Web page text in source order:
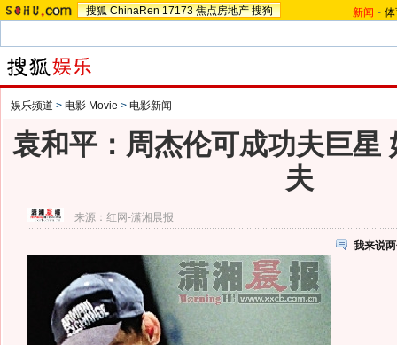
搜狐 ChinaRen 17173 焦点房地产 搜狗 新闻 -
娱乐频道 > 电影 Movie > 电影新闻
袁和平：周杰伦可成功夫巨星
夫
来源： 红网-潇湘晨报
我来说